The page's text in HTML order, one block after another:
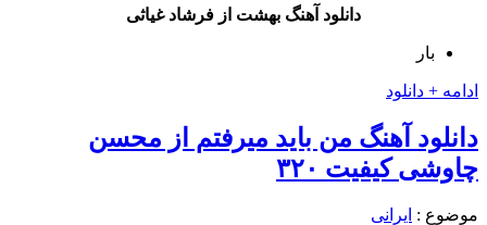
دانلود آهنگ بهشت از فرشاد غیاثی
بار
ادامه + دانلود
دانلود آهنگ من باید میرفتم از محسن
چاوشی کیفیت ۳۲۰
موضوع : ایرانی